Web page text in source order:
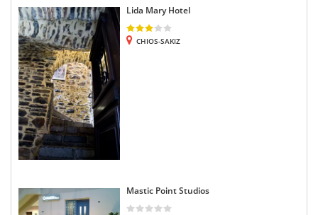
Lida Mary Hotel
CHIOS-SAKIZ
Mastic Point Studios